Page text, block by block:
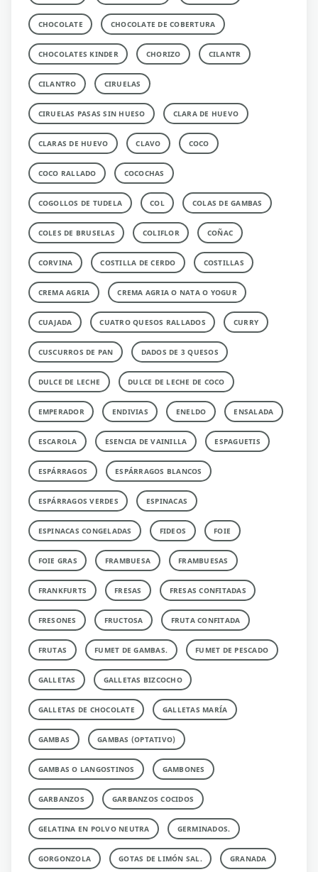
CHOCOLATE CHOCOLATE DE COBERTURA
CHOCOLATES KINDER CHORIZO CILANTR
CILANTRO CIRUELAS
CIRUELAS PASAS SIN HUESO CLARA DE HUEVO
CLARAS DE HUEVO CLAVO COCO
COCO RALLADO COCOCHAS
COGOLLOS DE TUDELA COL COLAS DE GAMBAS
COLES DE BRUSELAS COLIFLOR COÑAC
CORVINA COSTILLA DE CERDO COSTILLAS
CREMA AGRIA CREMA AGRIA O NATA O YOGUR
CUAJADA CUATRO QUESOS RALLADOS CURRY
CUSCURROS DE PAN DADOS DE 3 QUESOS
DULCE DE LECHE DULCE DE LECHE DE COCO
EMPERADOR ENDIVIAS ENELDO ENSALADA
ESCAROLA ESENCIA DE VAINILLA ESPAGUETIS
ESPÁRRAGOS ESPÁRRAGOS BLANCOS
ESPÁRRAGOS VERDES ESPINACAS
ESPINACAS CONGELADAS FIDEOS FOIE
FOIE GRAS FRAMBUESA FRAMBUESAS
FRANKFURTS FRESAS FRESAS CONFITADAS
FRESONES FRUCTOSA FRUTA CONFITADA
FRUTAS FUMET DE GAMBAS. FUMET DE PESCADO
GALLETAS GALLETAS BIZCOCHO
GALLETAS DE CHOCOLATE GALLETAS MARÍA
GAMBAS GAMBAS (OPTATIVO)
GAMBAS O LANGOSTINOS GAMBONES
GARBANZOS GARBANZOS COCIDOS
GELATINA EN POLVO NEUTRA GERMINADOS.
GORGONZOLA GOTAS DE LIMÓN SAL. GRANADA